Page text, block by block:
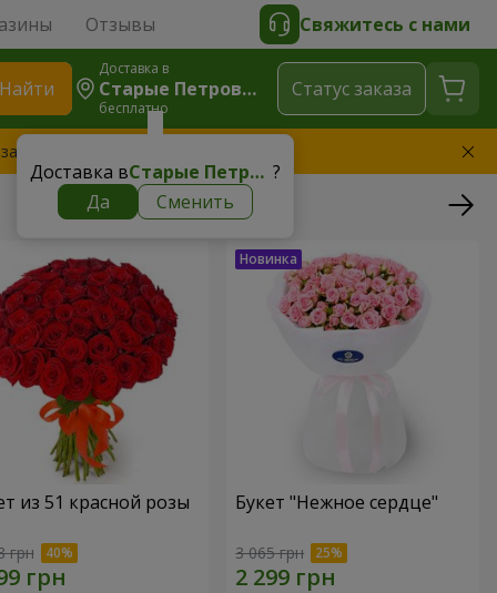
Отзывы Свяжитесь с нами
Найти
Доставка в
Старые Петровцы
бесплатно
Доставка в Старые Петровцы ?
Да
Сменить
Cтатус заказа
букет
из 51 красной розы
грн
Букет "Нежное сердце"
3 065 грн